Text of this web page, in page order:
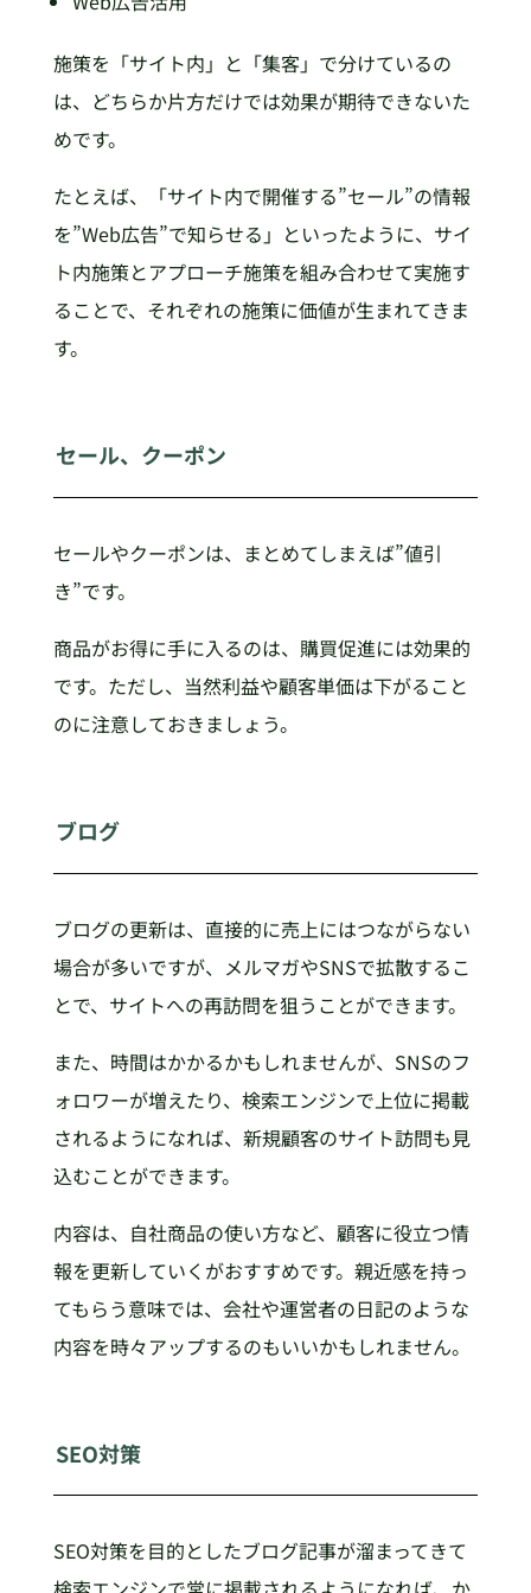
施策を「サイト内」と「集客」で分けているの
は、どちらか片方だけでは効果が期待できないた
めです。
たとえば、「サイト内で開催する”セール”の情報
を”Web広告”で知らせる」といったように、サイ
ト内施策とアプローチ施策を組み合わせて実施す
ることで、それぞれの施策に価値が生まれてきま
す。
セール、クーポン
セールやクーポンは、まとめてしまえば”値引
き”です。
商品がお得に手に入るのは、購買促進には効果的
です。ただし、当然利益や顧客単価は下がること
のに注意しておきましょう。
ブログ
ブログの更新は、直接的に売上にはつながらない
場合が多いですが、メルマガやSNSで拡散するこ
とで、サイトへの再訪問を狙うことができます。
また、時間はかかるかもしれませんが、SNSのフ
ォロワーが増えたり、検索エンジンで上位に掲載
されるようになれば、新規顧客のサイト訪問も見
込むことができます。
内容は、自社商品の使い方など、顧客に役立つ情
報を更新していくがおすすめです。親近感を持っ
てもらう意味では、会社や運営者の日記のような
内容を時々アップするのもいいかもしれません。
SEO対策
SEO対策を目的としたブログ記事が溜まってきて